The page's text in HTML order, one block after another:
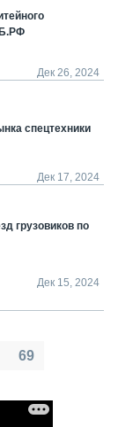
Дек 26, 2024
спецтехники
Дек 17, 2024
грузовиков по
Дек 15, 2024
69